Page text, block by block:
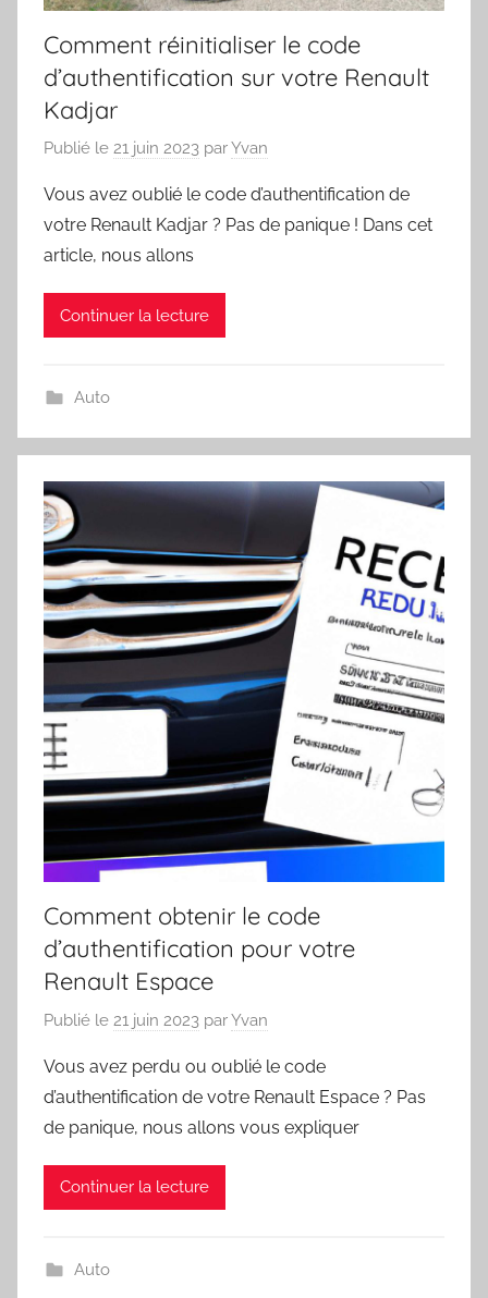
Comment réinitialiser le code
d’authentification sur votre Renault
Kadjar
Publié le 21 juin 2023 parYvan
Vous avez oublié le code d’authentification de
votre Renault Kadjar ? Pas de panique ! Dans cet
article, nous allons
Continuer la lecture
Auto
Comment obtenir le code
d’authentification pour votre
Renault Espace
Publié le 21 juin 2023 parYvan
Vous avez perdu ou oublié le code
d’authentification de votre Renault Espace ? Pas
de panique, nous allons vous expliquer
Continuer la lecture
Auto